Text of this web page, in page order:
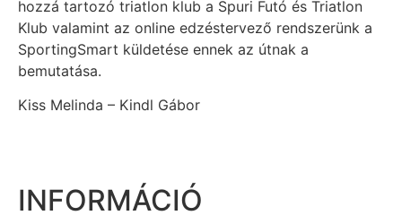
hozzá tartozó triatlon klub a Spuri Futó és Triatlon
Klub valamint az online edzéstervező rendszerünk a
SportingSmart küldetése ennek az útnak a
bemutatása.
Kiss Melinda – Kindl Gábor
INFORMÁCIÓ